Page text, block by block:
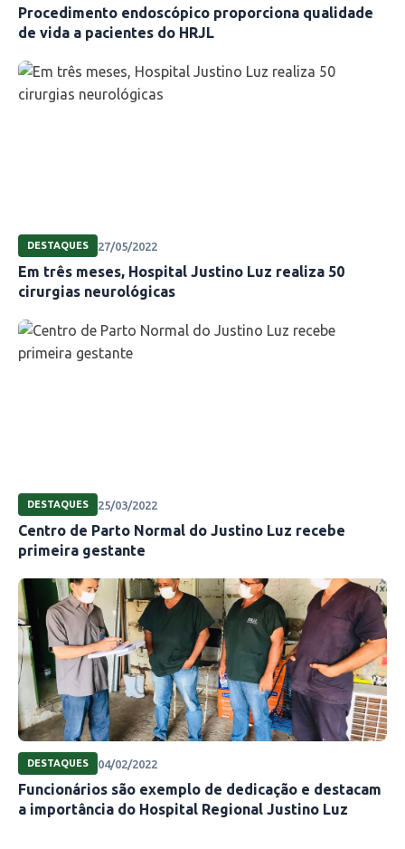
Procedimento endoscópico proporciona qualidade
de vida a pacientes do HRJL
DESTAQUES 27/05/2022
Em três meses, Hospital Justino Luz realiza 50
cirurgias neurológicas
DESTAQUES 25/03/2022
Centro de Parto Normal do Justino Luz recebe
primeira gestante
DESTAQUES 04/02/2022
Funcionários são exemplo de dedicação e destacam
a importância do Hospital Regional Justino Luz